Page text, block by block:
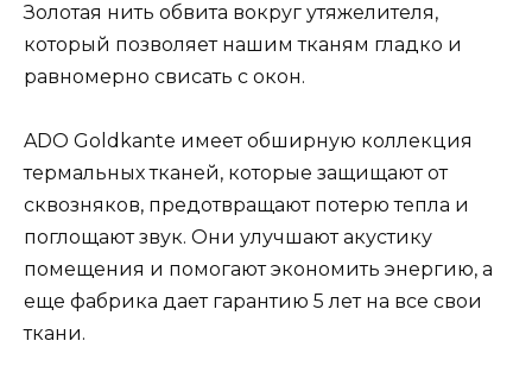
Золотая нить обвита вокруг утяжелителя,
который позволяет нашим тканям гладко и
равномерно свисать с окон.
ADO Goldkante имеет обширную коллекция
термальных тканей, которые защищают от
сквозняков, предотвращают потерю тепла и
поглощают звук. Они улучшают акустику
помещения и помогают экономить энергию, а
еще фабрика дает гарантию 5 лет на все свои
ткани.